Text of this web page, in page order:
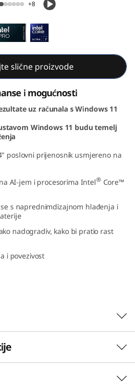
+8
slične proizvode
i mogućnosti
uz računala s Windows 11
Windows 11 budu temelj
poslovni prijenosnik usmjereno na
AI-jem i procesorima Intel® Core™
s naprednimdizajnom hlađenja i
nadogradiv, kako bi pratio rast
i povezivost